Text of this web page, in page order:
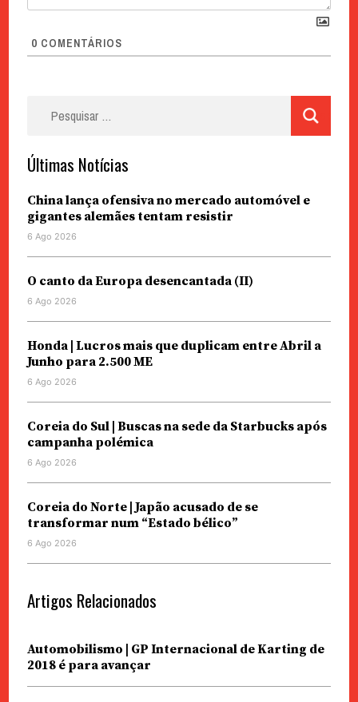
0 COMENTÁRIOS
Últimas Notícias
China lança ofensiva no mercado automóvel e
gigantes alemães tentam resistir
6 Ago 2026
O canto da Europa desencantada (II)
6 Ago 2026
Honda | Lucros mais que duplicam entre Abril a
Junho para 2.500 ME
6 Ago 2026
Coreia do Sul | Buscas na sede da Starbucks após
campanha polémica
6 Ago 2026
Coreia do Norte | Japão acusado de se
transformar num “Estado bélico”
6 Ago 2026
Artigos Relacionados
Automobilismo | GP Internacional de Karting de
2018 é para avançar